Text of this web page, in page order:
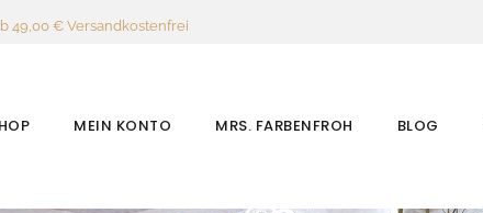
49,00 € Versandkostenfrei
MEIN KONTO MRS. FARBENFROH BLOG